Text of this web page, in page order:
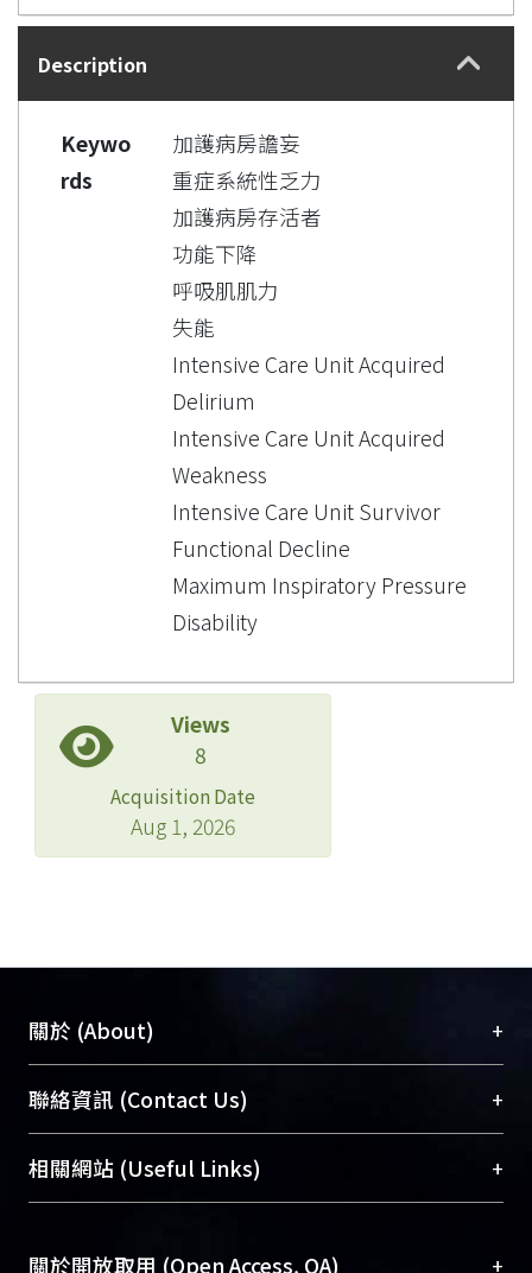
Description
Keywo
rds
加護病房譫妄
重症系統性乏力
加護病房存活者
功能下降
呼吸肌肌力
失能
Intensive Care Unit Acquired
Delirium
Intensive Care Unit Acquired
Weakness
Intensive Care Unit Survivor
Functional Decline
Maximum Inspiratory Pressure
Disability
Views
8
Acquisition Date
Aug 1, 2026
關於 (About) +
臺大位居世界頂尖大學之列，為永久珍藏及向國際
展現本校豐碩的研究成果及學術能量，圖書館整合
機構典藏（NTUR）與學術庫（AH）不同功能平
台，成為臺大學術典藏NTU scholars。期能整合研
成果。
聯絡資訊 (Contact Us) +
總館學科館員(Main Library)
醫學圖書館學科館員(Medical Library)
Sciences Library)
相關網站 (Useful Links) +
關於開放取用 (Open Access, OA) +